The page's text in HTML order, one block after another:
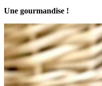
Une gourmandise !